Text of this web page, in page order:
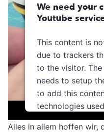
We need your
Youtube
This content is
due to trackers
to the visitor.
needs to setup
to add this
technologies
Powered by
Alles in allem hoffen wir,